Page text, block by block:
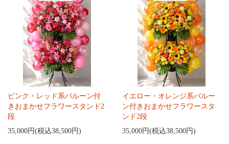
ピンク・レッド系バルーン付
きおまかせフラワースタンド2
段
35,000円(税込38,500円)
イエロー・オレンジ系バルー
ン付きおまかせフラワースタ
ンド2段
35,000円(税込38,500円)